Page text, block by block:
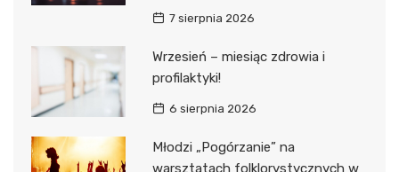
7 sierpnia 2026
Wrzesień – miesiąc zdrowia i
profilaktyki!
6 sierpnia 2026
Młodzi „Pogórzanie” na
warsztatach folklorystycznych w